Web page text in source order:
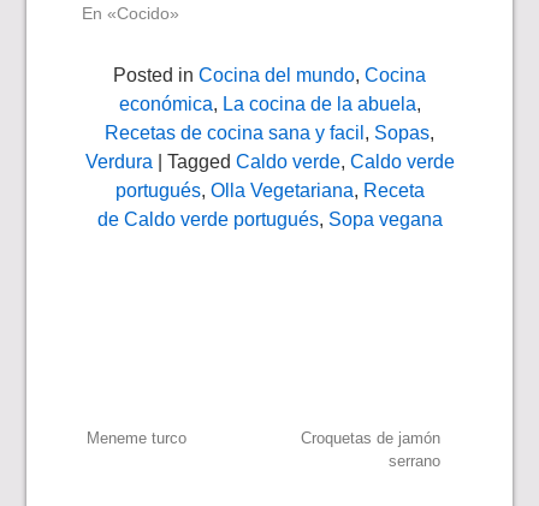
En «Cocido»
Posted in Cocina del mundo, Cocina
económica, La cocina de la abuela,
Recetas de cocina sana y facil , Sopas,
Verdura | Tagged Caldo verde, Caldo verde
portugués, Olla Vegetariana, Receta
de Caldo verde portugués, Sopa vegana
Navegación
Meneme turco
Croquetas de jamón
serrano